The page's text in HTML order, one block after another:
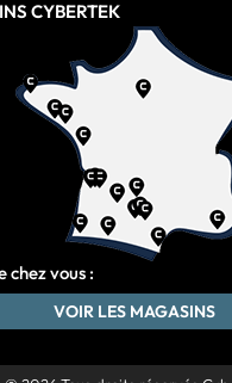
CYBERTEK
chez vous :
VOIR LES MAGASINS